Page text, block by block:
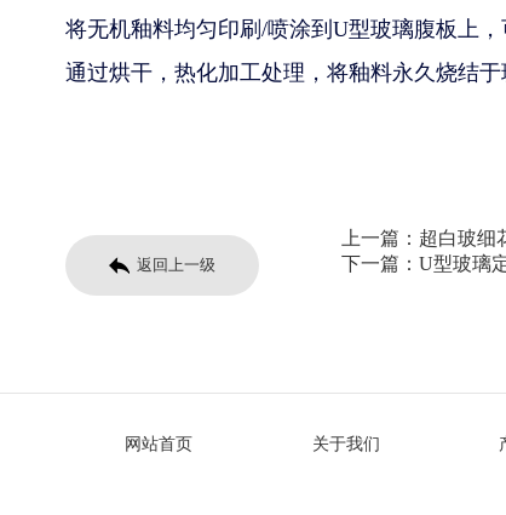
将无机釉料均匀印刷/喷涂到U型玻璃腹板上
通过烘干，热化加工处理，将釉料永久烧结
返回上一级
上一篇： 超白玻细
下一篇： U型玻璃
网站首页 关于我们